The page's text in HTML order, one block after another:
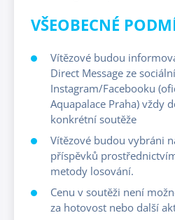
VŠEOBECNÉ
Vítězové budou
Direct Message ze
Instagram/Facebooku
Aquapalace Praha) vždy
konkrétní soutěže
Vítězové budou vybráni
příspěvků
metody losování.
Cenu v soutěži není
za hotovost nebo další